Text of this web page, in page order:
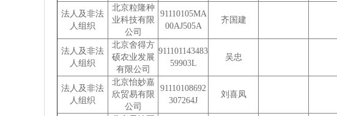
法人及非法
人组织
北京粒隆种
业科技有限
公司
91110105MA
00AJ505A
齐国建
法人及非法
人组织
北京舍得方
硕农业发展
有限公司
911101143483
59903L
吴忠
法人及非法
人组织
北京怡妙嘉
欣贸易有限
公司
91110108692
307264J
刘喜凤